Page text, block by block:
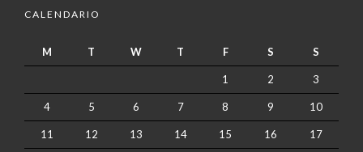
CALENDARIO
M T W T F S S
1 2 3
4 5 6 7 8 9 10
11 12 13 14 15 16 17